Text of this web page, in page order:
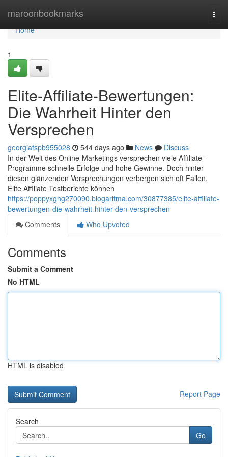
maroonbookmarks
Home
Home
1
Elite-Affiliate-Bewertungen:
Die Wahrheit Hinter den
Versprechen
georgiafspb955028 544 days ago News
Discuss
In der Welt des Online-Marketings versprechen viele Affiliate-
Programme schnelle Erfolge und hohe Gewinne. Doch hinter
diesen glänzenden Versprechungen verbergen sich oft Fallen.
Elite Affiliate Testberichte können
https://poppyxghg270090.blogaritma.com/30877385/elite-affiliate-
bewertungen-die-wahrheit-hinter-den-versprechen
Comments
Who Upvoted
Comments
Submit a Comment
No HTML
HTML is disabled
Report Page
Search
Go